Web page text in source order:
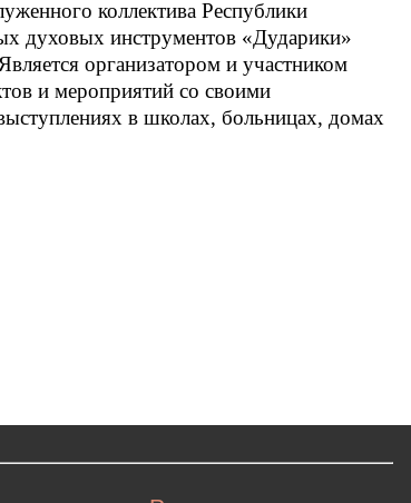
коллектива Республики
духовых инструментов «Дударики»
организатором и участником
и мероприятий со своими
в школах, больницах, домах